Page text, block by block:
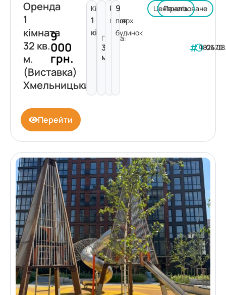
Оренда
1
кімната
32 кв.
м.
(Виставка)
Хмельницький
9
000
грн.
Кімнат:
1
кімната
Площа:
32
м²
8
поверх
9
пов.
будинок
Централізоване
Панель
182470
Перейти